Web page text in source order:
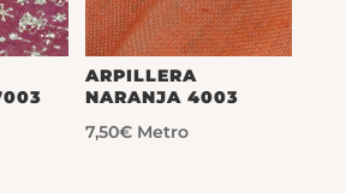
ARPILLERA
NARANJA 4003
7,50€ Metro